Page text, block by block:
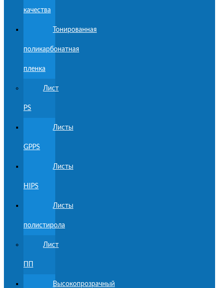
качества
Тонированная
поликарбонатная
пленка
Лист
PS
Листы
GPPS
Листы
HIPS
Листы
полистирола
Лист
Высокопрозрачный